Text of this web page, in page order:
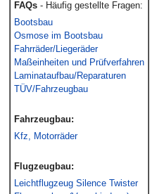
FAQs - Häufig gestellte Fragen:
Bootsbau
Osmose im Bootsbau
Fahrräder/Liegeräder
Maßeinheiten und Prüfverfahren
Laminataufbau/Reparaturen
TÜV/Fahrzeugbau
Fahrzeugbau:
Kfz, Motorräder
Flugzeugbau:
Leichtflugzeug Silence Twister